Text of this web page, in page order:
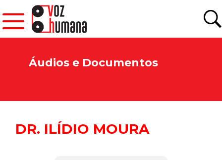
Áudios e Documentos
DR. ILÍDIO MOURA